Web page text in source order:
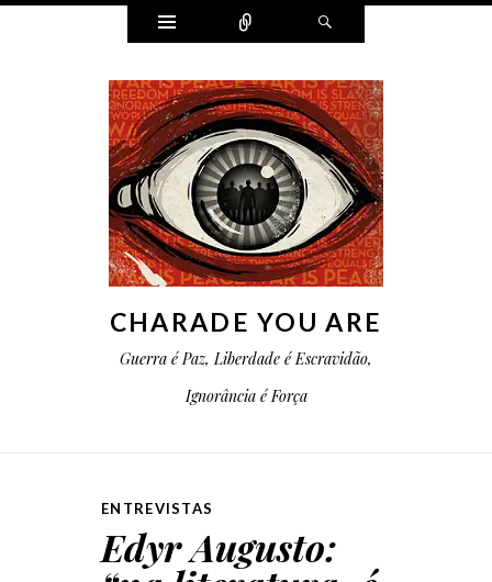
Widgets Conectar
CHARADE YOU ARE
Guerra é Paz, Liberdade é Escravidão,
Ignorância é Força
ENTREVISTAS
Edyr Augusto: